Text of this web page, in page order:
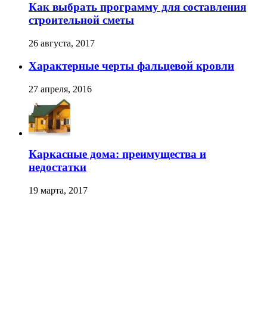
Как выбрать программу для составления
строительной сметы
26 августа, 2017
Характерные черты фальцевой кровли
27 апреля, 2016
Каркасные дома: преимущества и
недостатки
19 марта, 2017